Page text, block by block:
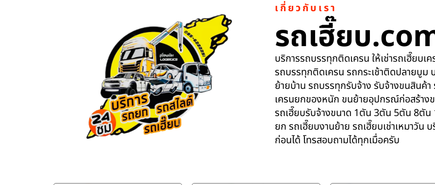
เกี่ยวกับเรา
รถเฮี๊ยบ
บริการรถบรรทุกติดเครน ให้เช่ารถเฮี๊ยบเ
รถบรรทุกติดเครน รถกระเช้าติดปลายบู
ย้ายบ้าน รถบรรทุกรับจ้าง รับจ้างขนสินค้
เครนยกของหนัก ขนย้ายอุปกรณ์ก่อสร้าง
รถเฮี๊ยบรับจ้างขนาด 1ตัน 3ตัน 5ตัน 8ตั
ยก รถเฮี๊ยบงานย้าย รถเฮี๊ยบเช่าเหมาวัน
ก่อนได้ โทรสอบถามได้ทุกเมื่อครับ